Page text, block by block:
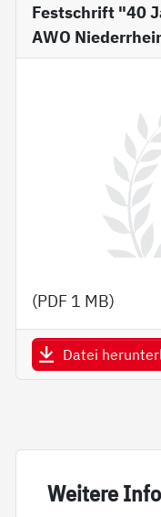
Festschrift "40
AWO
(PDF 1 MB)
Datei
Wei­te­re